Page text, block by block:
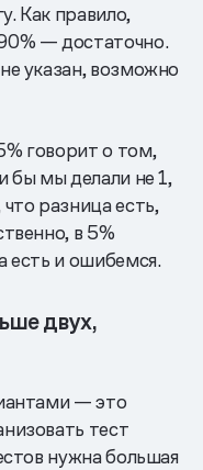
Как правило,
— достаточно.
указан, возможно
говорит о том,
бы мы делали не 1,
разница есть,
в 5%
есть и ошибемся.
двух,
— это
тест
нужна большая